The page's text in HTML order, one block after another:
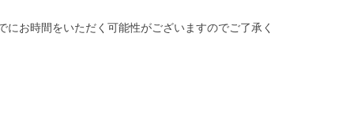
お時間をいただく可能性がございますのでご了承く